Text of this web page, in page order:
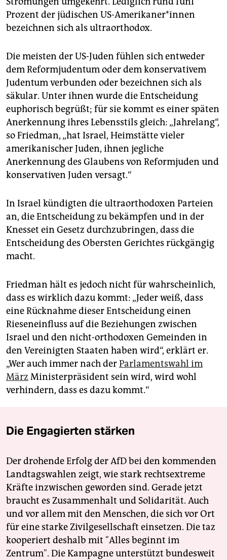
Prozent der jüdischen US-Amerikaner*innen
bezeichnen sich als ultraorthodox.
Die meisten der US-Juden fühlen sich entweder
dem Reformjudentum oder dem konservativem
Judentum verbunden oder bezeichnen sich als
säkular. Unter ihnen wurde die Entscheidung
euphorisch begrüßt; für sie kommt es einer späten
Anerkennung ihres Lebensstils gleich: „Jahrelang“,
so Friedman, „hat Israel, Heimstätte vieler
amerikanischer Juden, ihnen jegliche
Anerkennung des Glaubens von Reformjuden und
konservativen Juden versagt.“
In Israel kündigten die ultraorthodoxen Parteien
an, die Entscheidung zu bekämpfen und in der
Knesset ein Gesetz durchzubringen, dass die
Entscheidung des Obersten Gerichtes rückgängig
macht.
Friedman hält es jedoch nicht für wahrscheinlich,
dass es wirklich dazu kommt: „Jeder weiß, dass
eine Rücknahme dieser Entscheidung einen
Rieseneinfluss auf die Beziehungen zwischen
Israel und den nicht-orthodoxen Gemeinden in
den Vereinigten Staaten haben wird“, erklärt er.
„Wer auch immer nach derParlamentswahl im
März Ministerpräsident sein wird, wird wohl
verhindern, dass es dazu kommt.“
Die Engagierten stärken
Der drohende Erfolg der AfD bei den kommenden
Landtagswahlen zeigt, wie stark rechtsextreme
Kräfte inzwischen geworden sind. Gerade jetzt
braucht es Zusammenhalt und Solidarität. Auch
und vor allem mit den Menschen, die sich vor Ort
für eine starke Zivilgesellschaft einsetzen. Die taz
kooperiert deshalb mit "Alles beginnt im
Zentrum". Die Kampagne unterstützt bundesweit